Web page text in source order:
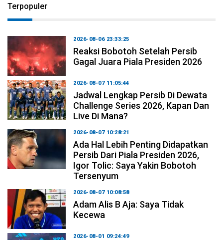
Terpopuler
2026-08-06 23:33:25
Reaksi Bobotoh Setelah Persib
Gagal Juara Piala Presiden 2026
2026-08-07 11:05:44
Jadwal Lengkap Persib Di Dewata
Challenge Series 2026, Kapan Dan
Live Di Mana?
2026-08-07 10:28:21
Ada Hal Lebih Penting Didapatkan
Persib Dari Piala Presiden 2026,
Igor Tolic: Saya Yakin Bobotoh
Tersenyum
2026-08-07 10:08:58
Adam Alis B Aja: Saya Tidak
Kecewa
2026-08-01 09:24:49